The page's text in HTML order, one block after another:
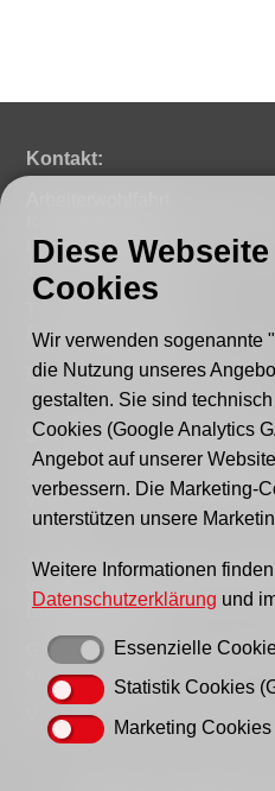
Kontakt:
Lindenstraße 46
15517 Fürstenwalde
Fax: 03361 - 592221
E-mail:post@awo-fuewa.de
Sprechzeiten
Sie erreichen uns persönlich
von 9–12 Uhr bzw.
16 Uhr.
Außerhalb der Sprechzeiten
Kontaktformular.
Gern können Sie uns auch
ein Fax senden.
Vielen Dank für Ihr
Diese
Cookies
Wir verwenden sogenannte
die Nutzung unseres
gestalten. Sie sind
Cookies (Google Analytics
Angebot auf unserer
verbessern. Die Marketing-
unterstützen unsere
Weitere Informationen
Datenschutzerklärung und
Essenzielle
Statistik Cookies
Marketing